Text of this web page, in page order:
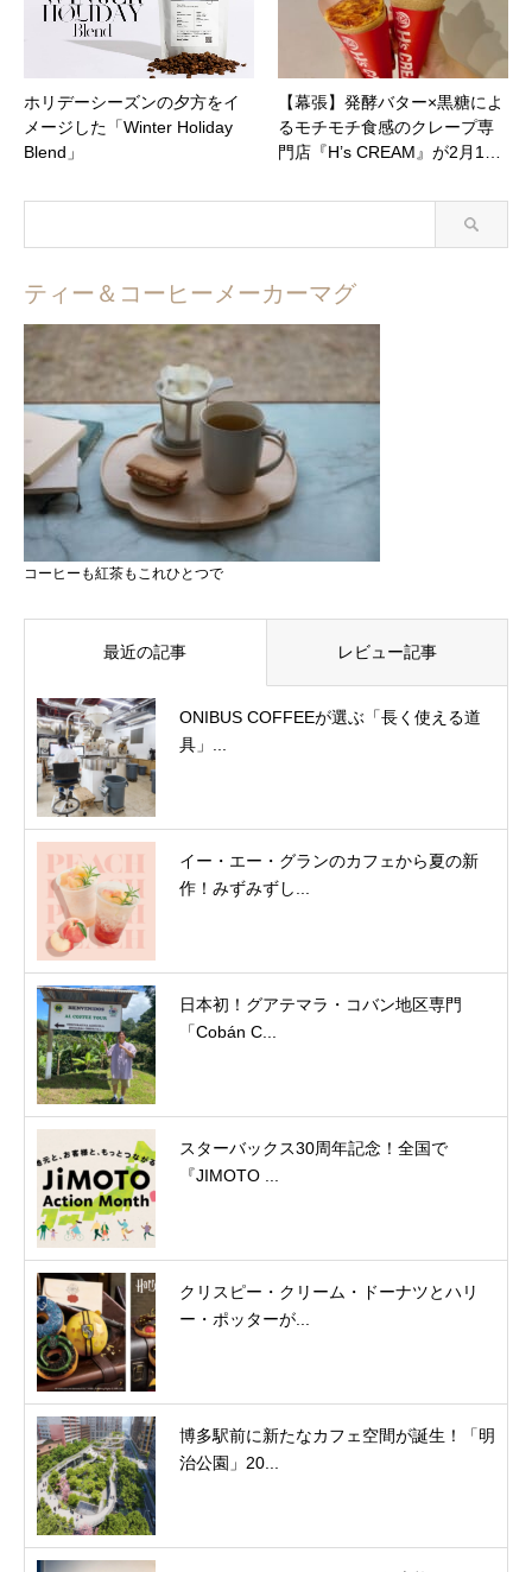
ホリデーシーズンの夕方をイ
メージした「Winter Holiday
Blend」
【幕張】発酵バター×黒糖によ
るモチモチ食感のクレープ専
門店『H’s CREAM』が2月1…
ティー＆コーヒーメーカーマグ
コーヒーも紅茶もこれひとつで
最近の記事 レビュー記事
ONIBUS COFFEEが選ぶ「長く使える道
具」...
イー・エー・グランのカフェから夏の新
作！みずみずし...
日本初！グアテマラ・コバン地区専門
「Cobán C...
スターバックス30周年記念！全国で
『JIMOTO ...
クリスピー・クリーム・ドーナツとハリ
ー・ポッターが...
博多駅前に新たなカフェ空間が誕生！「明
治公園」20...